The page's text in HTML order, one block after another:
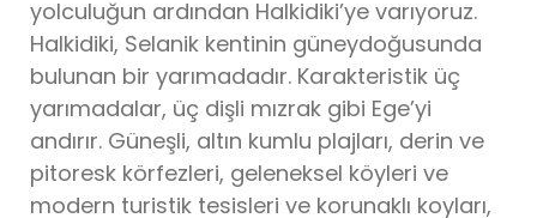
yolculuğun ardından Halkidiki’ye varıyoruz.
Halkidiki, Selanik kentinin güneydoğusunda
bulunan bir yarımadadır. Karakteristik üç
yarımadalar, üç dişli mızrak gibi Ege’yi
andırır. Güneşli, altın kumlu plajları, derin ve
pitoresk körfezleri, geleneksel köyleri ve
modern turistik tesisleri ve korunaklı koyları,